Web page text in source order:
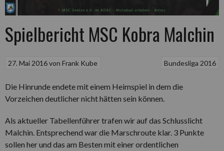
Spielbericht MSC Kobra Malchin
Bundesliga 2016
27. Mai 2016vonFrank Kube
Die Hinrunde endete mit einem Heimspiel in dem die
Vorzeichen deutlicher nicht hätten sein können.
Als aktueller Tabellenführer trafen wir auf das Schlusslicht
Malchin. Entsprechend war die Marschroute klar. 3 Punkte
sollen her und das am Besten mit einer ordentlichen